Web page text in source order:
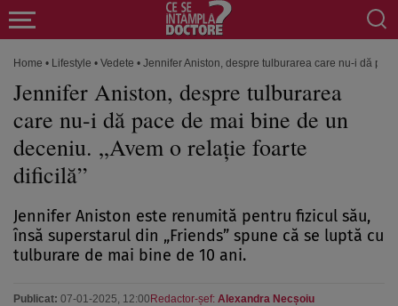
Home • Lifestyle • Vedete • Jennifer Aniston, despre tulburarea care nu-i dă
Jennifer Aniston, despre tulburarea
care nu-i dă pace de mai bine de un
deceniu. „Avem o relație foarte
dificilă”
Jennifer Aniston este renumită pentru fizicul său,
însă superstarul din „Friends” spune că se luptă cu
tulburare de mai bine de 10 ani.
Publicat: 07-01-2025, 12:00 Redactor-șef: Alexandra Necșoiu